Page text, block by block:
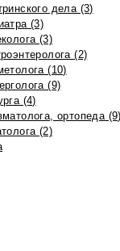
дела (3)
(3)
(3)
(2)
(10)
(9)
(4)
ортопеда (9)
(2)